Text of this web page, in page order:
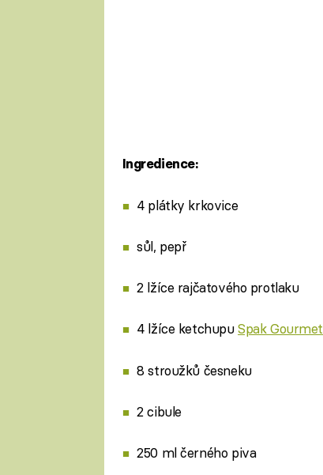
Ingredience:
4 plátky krkovice
sůl, pepř
2 lžíce rajčatového protlaku
4 lžíce ketchupuSpak Gourmet
8 stroužků česneku
2 cibule
250 ml černého piva